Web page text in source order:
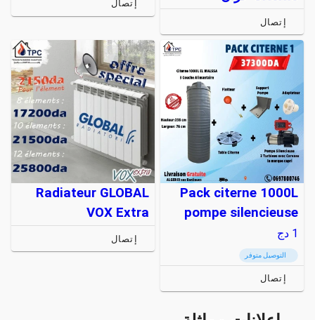
إتصال
إتصال
Pack citerne 1000L
pompe silencieuse
1 دج
التوصيل متوفر
إتصال
Radiateur GLOBAL
VOX Extra
إتصال